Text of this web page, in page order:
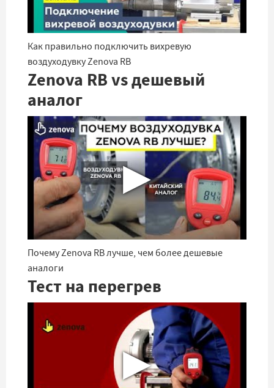
Как правильно подключить вихревую
воздуходувку Zenova RB
Zenova RB vs дешевый
аналог
▶
Почему Zenova RB лучше, чем более дешевые
аналоги
Тест на перегрев
▶